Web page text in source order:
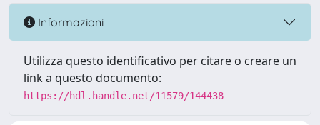
Informazioni
Utilizza questo identificativo per citare o creare un
link a questo documento:
https://hdl.handle.net/11579/144438